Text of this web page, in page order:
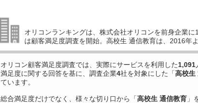
オリコンランキングは、株式会社オリコンを前身企業
は顧客満足度調査を開始。高校生 通信教育は、2016年
オリコン顧客満足度調査では、実際にサービスを利用した1,091
満足度に関する回答を基に、調査企業4社を対象にした「高校生
ています。
総合満足度だけでなく、様々な切り口から「高校生 通信教育 」